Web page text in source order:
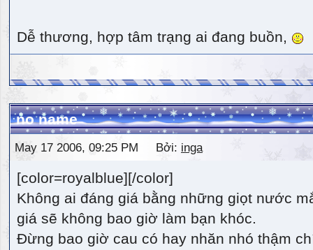
Dễ thương, hợp tâm trạng ai đang buồn,
no name
May 17 2006, 09:25 PM Bởi: inga
[color=royalblue][/color]
Không ai đáng giá bằng những giọt nước
giá sẽ không bao giờ làm bạn khóc.
Đừng bao giờ cau có hay nhăn nhó thậm